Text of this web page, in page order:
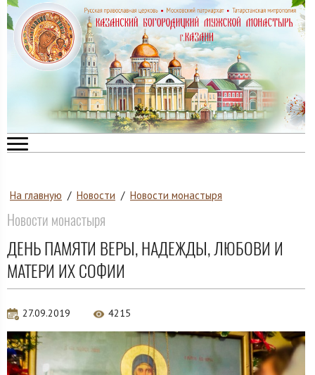
На главную / Новости / Новости монастыря
Новости монастыря
ДЕНЬ ПАМЯТИ ВЕРЫ, НАДЕЖДЫ, ЛЮБОВИ И
МАТЕРИ ИХ СОФИИ
27.09.2019 4215